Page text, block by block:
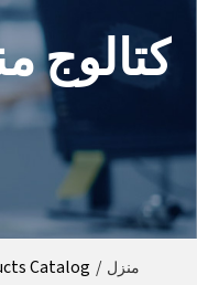
كتالوج
منزل /
Catalog